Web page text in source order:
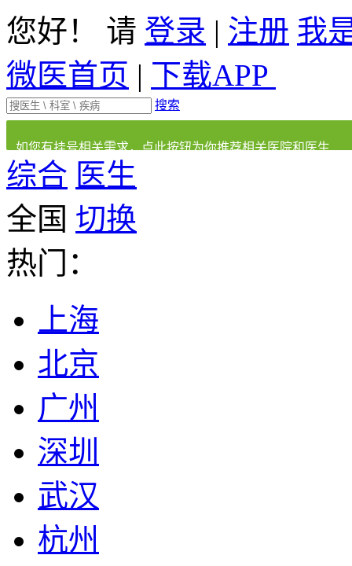
您好！ 请 登录 | 注册 我
微医首页 | 下载APP
搜索
如您有挂号相关需求，点此按钮为你推荐相关医院和医生
综合 医生
全国 切换
热门：
上海
北京
广州
深圳
武汉
杭州